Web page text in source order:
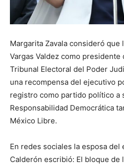
Margarita Zavala consideró que
Vargas Valdez como presidente
Tribunal Electoral del Poder
una recompensa del ejecutivo
registro como partido político a
Responsabilidad Democrática
México Libre.
En redes sociales la esposa del
Calderón escribió: El bloque de